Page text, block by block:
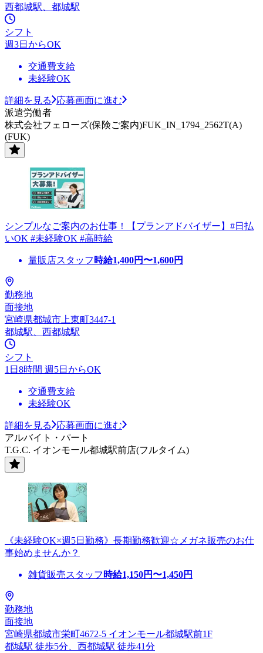
西都城駅、都城駅
シフト
週3日からOK
交通費支給
未経験OK
詳細を見る
応募画面に進む
派遣労働者
株式会社フェローズ(保険ご案内)FUK_IN_1794_2562T(A)
(FUK)
シンプルなご案内のお仕事！【プランアドバイザー】#日払
いOK #未経験OK #高時給
量販店スタッフ 時給1,400円〜1,600円
勤務地
面接地
宮崎県都城市上東町3447-1
都城駅、西都城駅
シフト
1日8時間 週5日からOK
交通費支給
未経験OK
詳細を見る
応募画面に進む
アルバイト・パート
T.G.C. イオンモール都城駅前店(フルタイム)
《未経験OK×週5日勤務》長期勤務歓迎☆メガネ販売のお仕
事始めませんか？
雑貨販売スタッフ 時給1,150円〜1,450円
勤務地
面接地
宮崎県都城市栄町4672-5 イオンモール都城駅前1F
都城駅 徒歩5分、西都城駅 徒歩41分